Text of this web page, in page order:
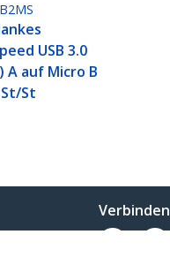
USB 3.0
A auf Micro B
St
Verbinden